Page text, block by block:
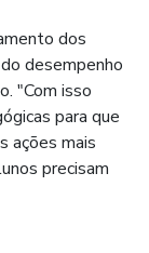
dos
desempenho
"Com isso
para que
ações mais
precisam